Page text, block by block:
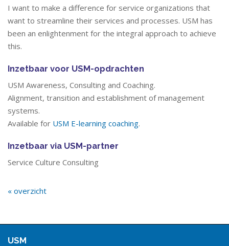
I want to make a difference for service organizations that
want to streamline their services and processes. USM has
been an enlightenment for the integral approach to achieve
this.
Inzetbaar voor USM-opdrachten
USM Awareness, Consulting and Coaching.
Alignment, transition and establishment of management
systems.
Available for USM E-learning coaching.
Inzetbaar via USM-partner
Service Culture Consulting
« overzicht
USM